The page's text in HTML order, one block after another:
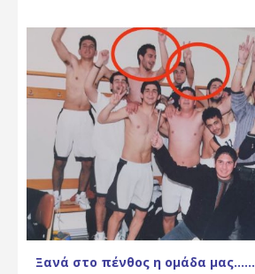
Ξανά στο πένθος η ομάδα μας……